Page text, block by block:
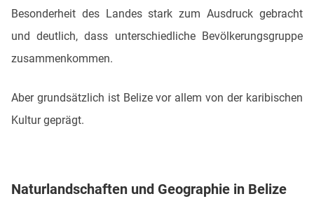
Besonderheit des Landes stark zum Ausdruck gebracht
und deutlich, dass unterschiedliche Bevölkerungsgruppe
zusammenkommen.
Aber grundsätzlich ist Belize vor allem von der karibischen
Kultur geprägt.
Naturlandschaften und Geographie in Belize